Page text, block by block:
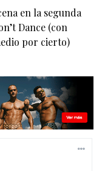
en la segunda
Dance (con
por cierto)